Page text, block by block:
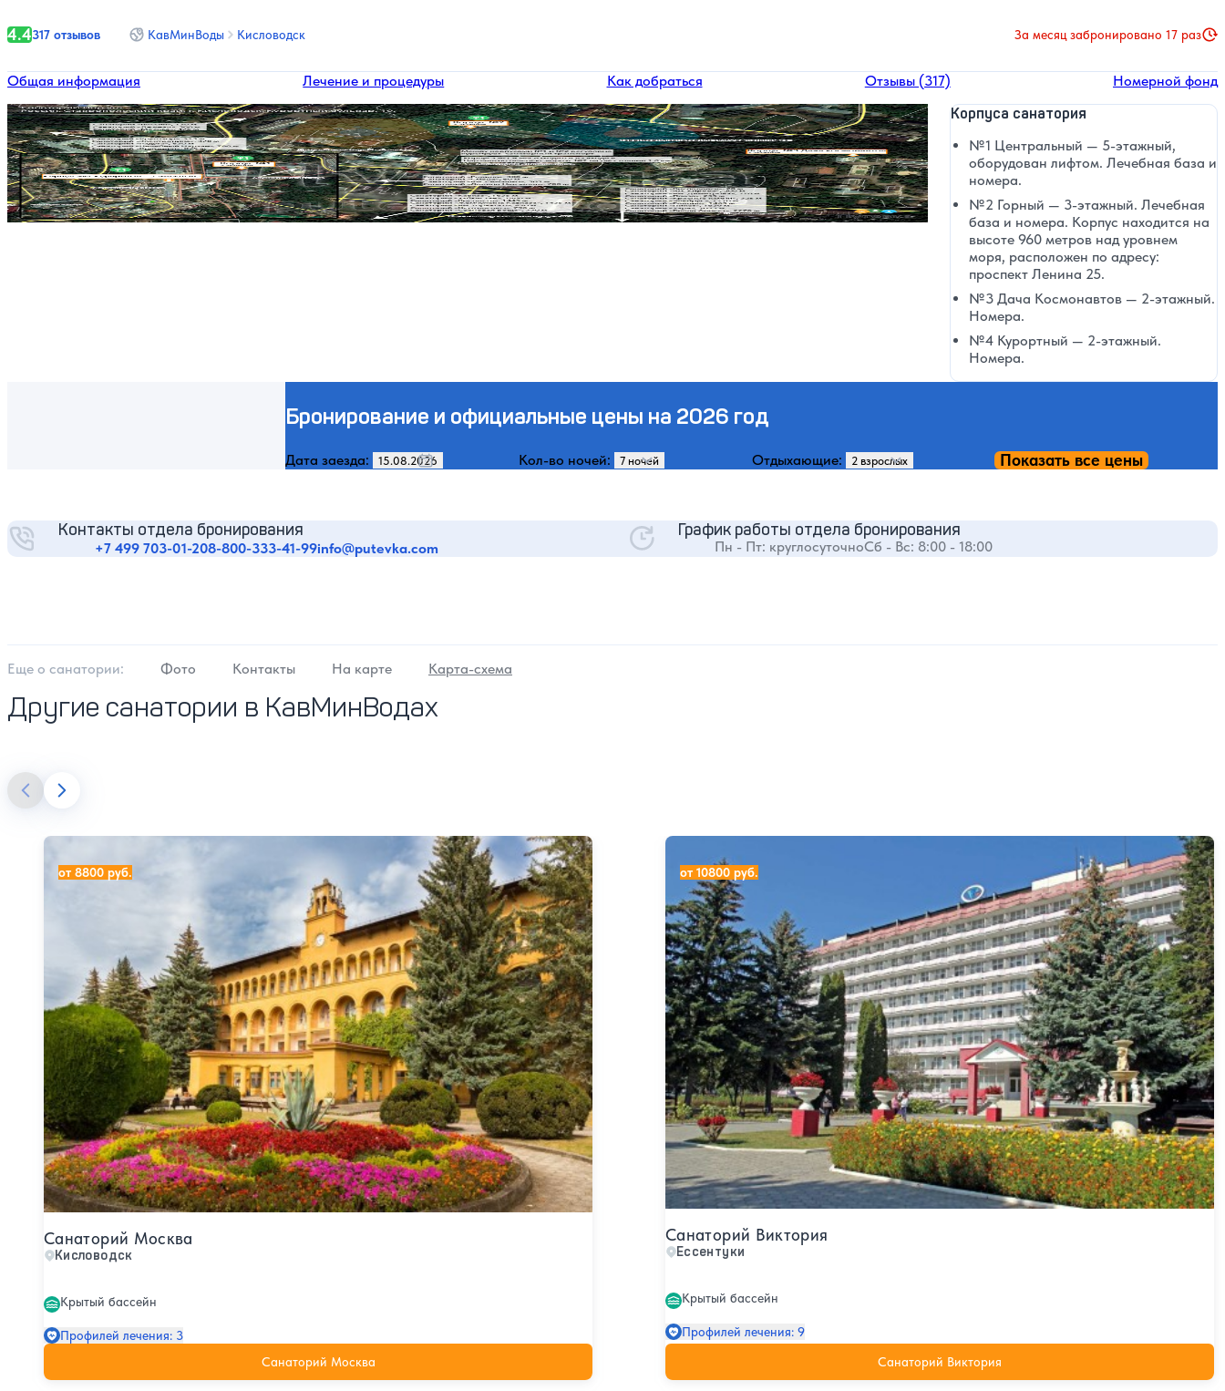
КавМинВоды Кисловодск
4.4317 отзывов За месяц забронировано 17 раз
Общая информация Лечение и процедуры Как добраться Отзывы (317)
Номерной фонд
Корпуса санатория
№1 Центральный — 5-этажный,
оборудован лифтом. Лечебная база и
номера.
№2 Горный — 3-этажный. Лечебная
база и номера. Корпус находится на
высоте 960 метров над уровнем
моря, расположен по адресу:
проспект Ленина 25.
№3 Дача Космонавтов — 2-этажный.
Номера.
№4 Курортный — 2-этажный.
Номера.
Бронирование и официальные цены на 2026 год
Дата заезда: Кол-во ночей: Отдыхающие: Показать все цены
Контакты отдела бронирования
+7 499 703-01-208-800-333-41-99info@putevka.com
График работы отдела бронирования
Пн - Пт: круглосуточноСб - Вс: 8:00 - 18:00
Еще о cанатории: Фото Контакты На карте Карта-схема
Другие санатории в КавМинВодах
Санаторий Москва
Кисловодск
Крытый бассейн
Профилей лечения: 3
Санаторий Москва
Санаторий Москва
от 8800 руб.
Санаторий Виктория
Ессентуки
Крытый бассейн
Профилей лечения: 9
Санаторий Виктория
Санаторий Виктория
от 10800 руб.